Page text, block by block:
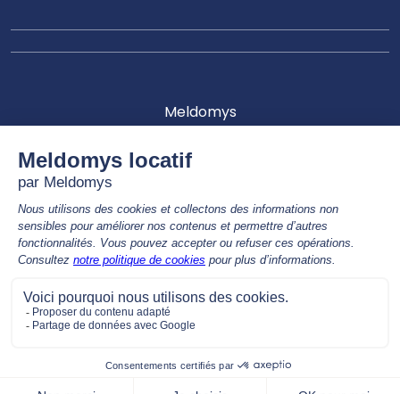
Meldomys
11, rue du Clon, CS 70146
Les agences et le siège seront ouvert au public de :
8h30 à 12h30 & 14h00 à 17h00
Nous contacter par téléphone
02 41 81 68 00
APPEL GRATUIT, de 9h00 à 12h30 & 14h00 à 17h00